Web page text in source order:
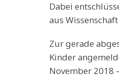
Dabei
aus
Zur gerade
Kinder
November 2018